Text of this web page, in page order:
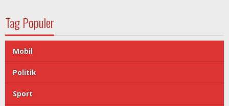
Tag Populer
Mobil
Politik
Sport